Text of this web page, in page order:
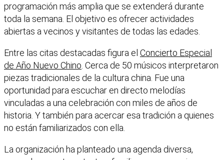
programación más amplia que se extenderá durante
toda la semana. El objetivo es ofrecer actividades
abiertas a vecinos y visitantes de todas las edades.
Entre las citas destacadas figura el Concierto Especial
de Año Nuevo Chino . Cerca de 50 músicos interpretaron
piezas tradicionales de la cultura china. Fue una
oportunidad para escuchar en directo melodías
vinculadas a una celebración con miles de años de
historia. Y también para acercar esa tradición a quienes
no están familiarizados con ella.
La organización ha planteado una agenda diversa,